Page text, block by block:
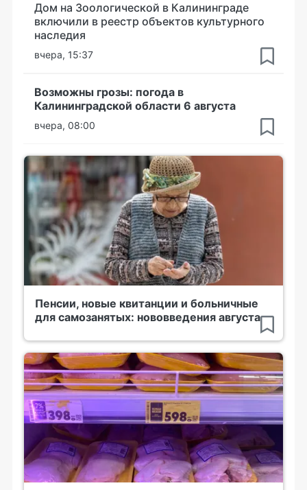
Дом на Зоологической в Калининграде
включили в реестр объектов культурного
наследия
вчера, 15:37
Возможны грозы: погода в
Калининградской области 6 августа
вчера, 08:00
Пенсии, новые квитанции и больничные
для самозанятых: нововведения августа